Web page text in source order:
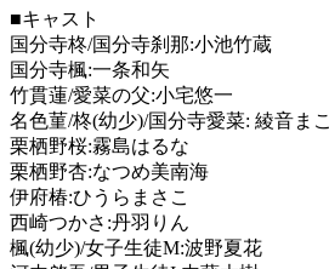
■キャスト
国分寺柊/国分寺刹那:小池竹蔵
国分寺楓:一条和矢
竹貫蓮/愛菜の父:小宅悠一
名色菫/柊(幼少)/国分寺愛菜: 綾音まこ
栗栖野桜:霧島はるな
栗栖野杏:なつめ美南海
伊府椿:ひうらまさこ
西崎つかさ:丹羽りん
楓(幼少)/女子生徒M:波野夏花